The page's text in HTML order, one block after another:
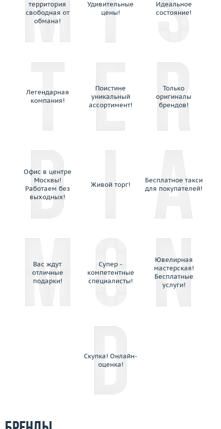
Evgeny Matveev
F. B. Gioielli
F.DN.ORO
Favero
Felice
Feraud
Fred
Frey Wille
Garavelli
Garel
Gassan
Genuine Miracle
German Kabirski
Giampiero Fiorini
Gianni Lazzaro
Gilbert Albert
территория
свободная от
обмана!
Удивительные
цены!
Идеальное
состояние!
Легендарная
компания!
Поистине
уникальный
ассортимент!
Только
оригиналы
брендов!
Офис в центре
Москвы!
Работаем без
выходных!
Живой торг!
Бесплатное такси
для покупателей!
Вас ждут
отличные
подарки!
Супер -
компетентные
специалисты!
Ювелирная
мастерская!
Бесплатные
услуги!
Скупка! Онлайн-
оценка!